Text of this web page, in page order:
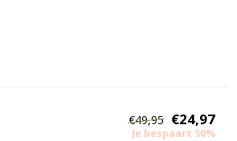
€49,95 €24,97
Je bespaart 50%